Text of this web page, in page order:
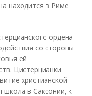
находится в Риме.
ордена
со стороны
ей
Цистерцианки
христианской
школа в Саксонии, к